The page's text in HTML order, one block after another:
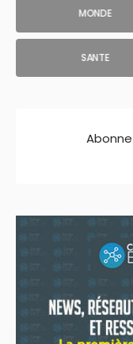
MONDE
SANTE